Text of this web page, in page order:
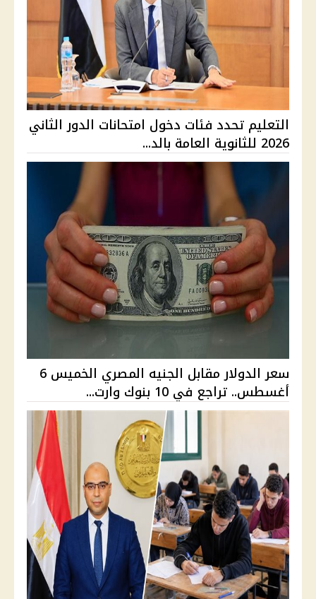
التعليم تحدد فئات دخول امتحانات الدور الثاني
2026 للثانوية العامة بالد...
سعر الدولار مقابل الجنيه المصري الخميس 6
أغسطس.. تراجع في 10 بنوك وارت...